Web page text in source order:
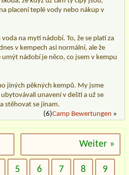
placení teplé vody nebo nákup v
na mytí nádobí. To, že se platí za
v kempech asi normální, ale že
nádobí je něco, co jsem v kempu
jiných pěkných kempů. My jsme
unavení v dešti a už se
stěhovat se jinam.
(6)Camp Bewertungen »
Weiter »
5 6 7 8 9